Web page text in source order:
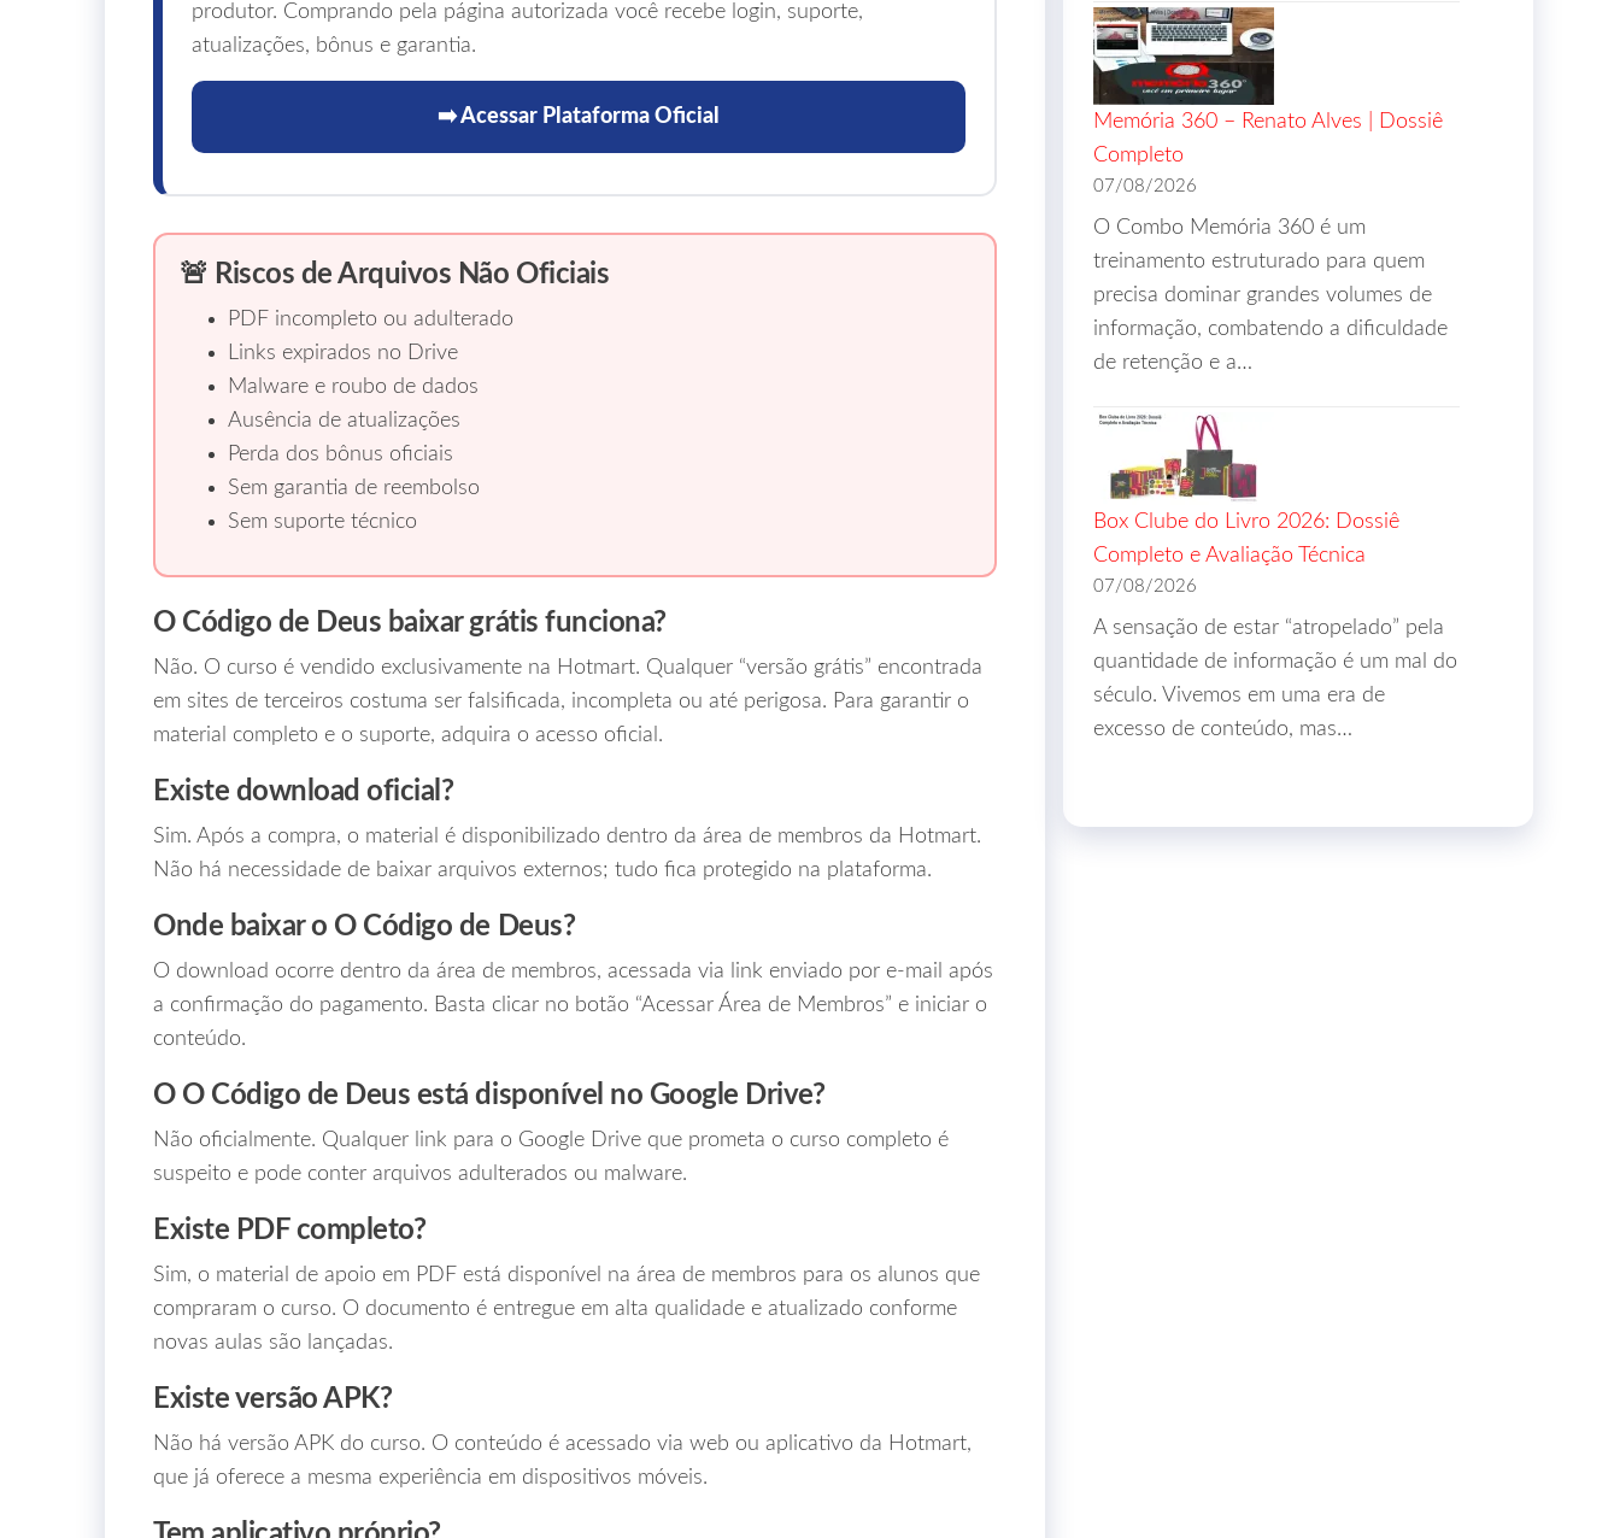
produtor. Comprando pela página autorizada você recebe login, suporte,
atualizações, bônus e garantia.
➡️ Acessar Plataforma Oficial
🚨 Riscos de Arquivos Não Oficiais
PDF incompleto ou adulterado
Links expirados no Drive
Malware e roubo de dados
Ausência de atualizações
Perda dos bônus oficiais
Sem garantia de reembolso
Sem suporte técnico
O Código de Deus baixar grátis funciona?
Não. O curso é vendido exclusivamente na Hotmart. Qualquer “versão grátis” encontrada
em sites de terceiros costuma ser falsificada, incompleta ou até perigosa. Para garantir o
material completo e o suporte, adquira o acesso oficial.
Existe download oficial?
Sim. Após a compra, o material é disponibilizado dentro da área de membros da Hotmart.
Não há necessidade de baixar arquivos externos; tudo fica protegido na plataforma.
Onde baixar o O Código de Deus?
O download ocorre dentro da área de membros, acessada via link enviado por e‑mail após
a confirmação do pagamento. Basta clicar no botão “Acessar Área de Membros” e iniciar o
conteúdo.
O O Código de Deus está disponível no Google Drive?
Não oficialmente. Qualquer link para o Google Drive que prometa o curso completo é
suspeito e pode conter arquivos adulterados ou malware.
Existe PDF completo?
Sim, o material de apoio em PDF está disponível na área de membros para os alunos que
compraram o curso. O documento é entregue em alta qualidade e atualizado conforme
novas aulas são lançadas.
Existe versão APK?
Não há versão APK do curso. O conteúdo é acessado via web ou aplicativo da Hotmart,
que já oferece a mesma experiência em dispositivos móveis.
Memória 360 – Renato Alves | Dossiê
Completo
07/08/2026
O Combo Memória 360 é um
treinamento estruturado para quem
precisa dominar grandes volumes de
informação, combatendo a dificuldade
de retenção e a…
Box Clube do Livro 2026: Dossiê
Completo e Avaliação Técnica
07/08/2026
A sensação de estar “atropelado” pela
quantidade de informação é um mal do
século. Vivemos em uma era de
excesso de conteúdo, mas…